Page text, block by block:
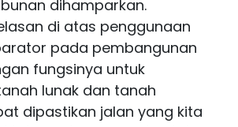
dihamparkan.
di atas penggunaan
pada pembangunan
fungsinya untuk
lunak dan tanah
dipastikan jalan yang kita